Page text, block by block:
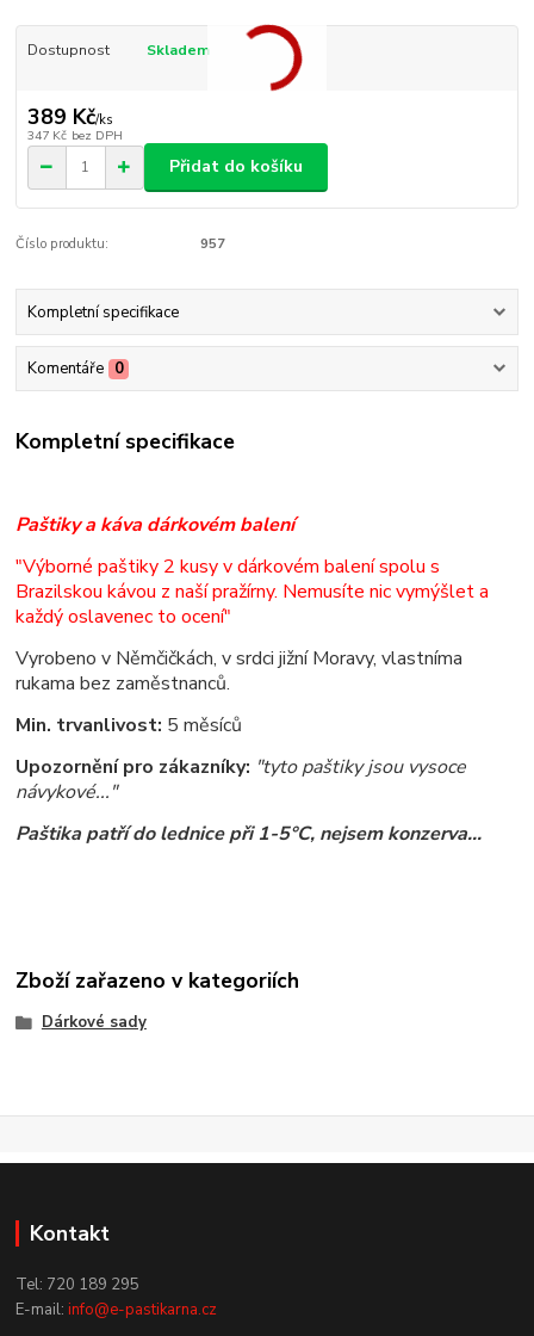
Dostupnost Skladem
389 Kč/ks
347 Kč bez DPH
Přidat do košíku
Číslo produktu: 957
Kompletní specifikace
Komentáře 0
Kompletní specifikace
Paštiky a káva dárkovém balení
"Výborné paštiky 2 kusy v dárkovém balení spolu s
Brazilskou kávou z naší pražírny. Nemusíte nic vymýšlet a
každý oslavenec to ocení"
Vyrobeno v Němčičkách, v srdci jižní Moravy, vlastníma
rukama bez zaměstnanců.
Min. trvanlivost: 5 měsíců
Upozornění pro zákazníky: "tyto paštiky jsou vysoce
návykové..."
Paštika patří do lednice při 1-5°C, nejsem konzerva...
Zboží zařazeno v kategoriích
Dárkové sady
Kontakt
Tel: 720 189 295
E-mail:info@e-pastikarna.cz